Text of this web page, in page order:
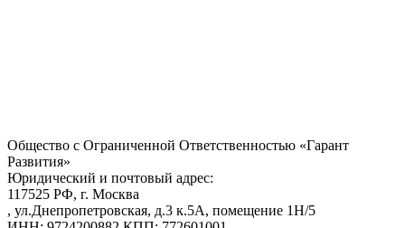
Общество с Ограниченной Ответственностью «Гарант
Развития»
Юридический и почтовый адрес:
117525 РФ, г. Москва
, ул.Днепропетровская, д.3 к.5А, помещение 1Н/5